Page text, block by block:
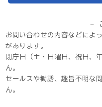
-
お問い合わせの内容などによ
があります。
閉庁日（土・日曜日、祝日、
ん。
セールスや勧誘、趣旨不明な
ん。